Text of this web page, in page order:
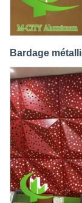
Bardage